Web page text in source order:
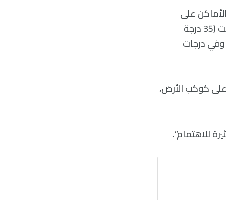
في بعض الأماكن على
كوكب الأرض، في مناسبات متعددة، كما تتوقع الأنماط المناخية بأن 95 فهرنهايت (35 درجة
درجات
على كوكب الأرض،
للاهتمام”.